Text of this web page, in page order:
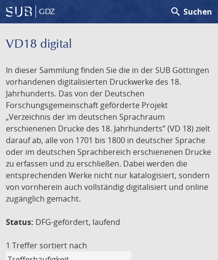
GDZ search Suchen
VD18 digital
In dieser Sammlung finden Sie die in der SUB Göttingen
vorhandenen digitalisierten Druckwerke des 18.
Jahrhunderts. Das von der Deutschen
Forschungsgemeinschaft geförderte Projekt
„Verzeichnis der im deutschen Sprachraum
erschienenen Drucke des 18. Jahrhunderts” (VD 18) zielt
darauf ab, alle von 1701 bis 1800 in deutscher Sprache
oder im deutschen Sprachbereich erschienenen Drucke
zu erfassen und zu erschließen. Dabei werden die
entsprechenden Werke nicht nur katalogisiert, sondern
von vornherein auch vollständig digitalisiert und online
zugänglich gemacht.
Status: DFG-gefördert, laufend
1 Treffer sortiert nach